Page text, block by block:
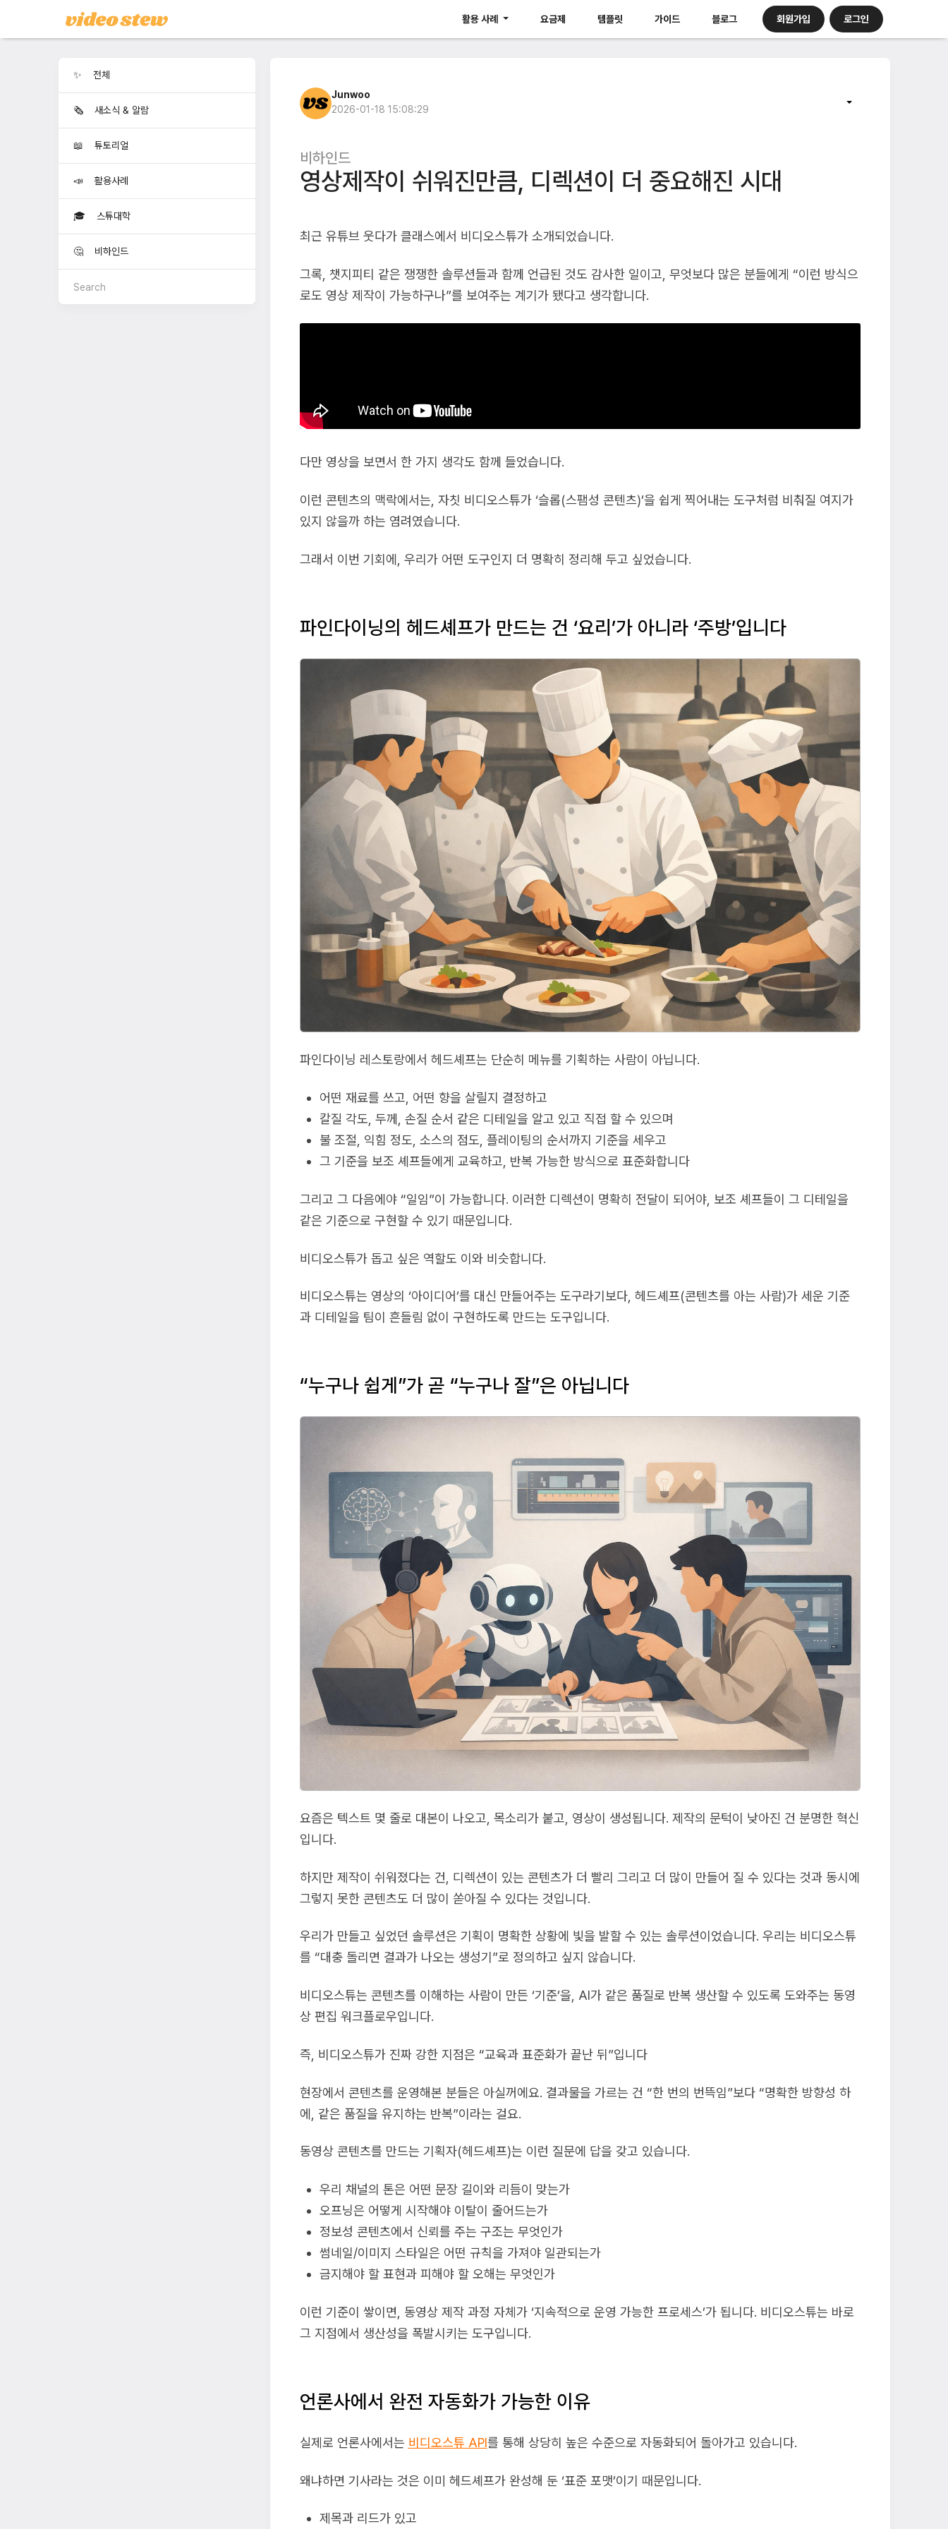
활용 사례 요금제 템플릿 가이드 블로그 회원가입 로그인
✨ 전체
🗞️ 새소식 & 알람
📖 튜토리얼
📣 활용사례
🎓 스튜대학
🤔 비하인드
Junwoo
2026-01-18 15:08:29
비하인드
영상제작이 쉬워진만큼, 디렉션이 더 중요해진 시대
최근 유튜브 웃다가 클래스에서 비디오스튜가 소개되었습니다.
그록, 챗지피티 같은 쟁쟁한 솔루션들과 함께 언급된 것도 감사한 일이고, 무엇보다 많은 분들에게 “이런 방식으
로도 영상 제작이 가능하구나”를 보여주는 계기가 됐다고 생각합니다.
다만 영상을 보면서 한 가지 생각도 함께 들었습니다.
이런 콘텐츠의 맥락에서는, 자칫 비디오스튜가 ‘슬롭(스팸성 콘텐츠)’을 쉽게 찍어내는 도구처럼 비춰질 여지가
있지 않을까 하는 염려였습니다.
그래서 이번 기회에, 우리가 어떤 도구인지 더 명확히 정리해 두고 싶었습니다.
파인다이닝의 헤드셰프가 만드는 건 ‘요리’가 아니라 ‘주방’입니다
파인다이닝 레스토랑에서 헤드셰프는 단순히 메뉴를 기획하는 사람이 아닙니다.
어떤 재료를 쓰고, 어떤 향을 살릴지 결정하고
칼질 각도, 두께, 손질 순서 같은 디테일을 알고 있고 직접 할 수 있으며
불 조절, 익힘 정도, 소스의 점도, 플레이팅의 순서까지 기준을 세우고
그 기준을 보조 셰프들에게 교육하고, 반복 가능한 방식으로 표준화합니다
그리고 그 다음에야 “일임”이 가능합니다. 이러한 디렉션이 명확히 전달이 되어야, 보조 셰프들이 그 디테일을
같은 기준으로 구현할 수 있기 때문입니다.
비디오스튜가 돕고 싶은 역할도 이와 비슷합니다.
비디오스튜는 영상의 ‘아이디어’를 대신 만들어주는 도구라기보다, 헤드셰프(콘텐츠를 아는 사람)가 세운 기준
과 디테일을 팀이 흔들림 없이 구현하도록 만드는 도구입니다.
“누구나 쉽게”가 곧 “누구나 잘”은 아닙니다
요즘은 텍스트 몇 줄로 대본이 나오고, 목소리가 붙고, 영상이 생성됩니다. 제작의 문턱이 낮아진 건 분명한 혁신
입니다.
하지만 제작이 쉬워졌다는 건, 디렉션이 있는 콘텐츠가 더 빨리 그리고 더 많이 만들어 질 수 있다는 것과 동시에
그렇지 못한 콘텐츠도 더 많이 쏟아질 수 있다는 것입니다.
우리가 만들고 싶었던 솔루션은 기획이 명확한 상황에 빛을 발할 수 있는 솔루션이었습니다. 우리는 비디오스튜
를 “대충 돌리면 결과가 나오는 생성기”로 정의하고 싶지 않습니다.
비디오스튜는 콘텐츠를 이해하는 사람이 만든 ‘기준’을, AI가 같은 품질로 반복 생산할 수 있도록 도와주는 동영
상 편집 워크플로우입니다.
즉, 비디오스튜가 진짜 강한 지점은 “교육과 표준화가 끝난 뒤”입니다
현장에서 콘텐츠를 운영해본 분들은 아실꺼에요. 결과물을 가르는 건 “한 번의 번뜩임”보다 “명확한 방향성 하
에, 같은 품질을 유지하는 반복”이라는 걸요.
동영상 콘텐츠를 만드는 기획자(헤드셰프)는 이런 질문에 답을 갖고 있습니다.
우리 채널의 톤은 어떤 문장 길이와 리듬이 맞는가
오프닝은 어떻게 시작해야 이탈이 줄어드는가
정보성 콘텐츠에서 신뢰를 주는 구조는 무엇인가
썸네일/이미지 스타일은 어떤 규칙을 가져야 일관되는가
금지해야 할 표현과 피해야 할 오해는 무엇인가
이런 기준이 쌓이면, 동영상 제작 과정 자체가 ‘지속적으로 운영 가능한 프로세스’가 됩니다. 비디오스튜는 바로
그 지점에서 생산성을 폭발시키는 도구입니다.
언론사에서 완전 자동화가 가능한 이유
실제로 언론사에서는 비디오스튜 API를 통해 상당히 높은 수준으로 자동화되어 돌아가고 있습니다.
왜냐하면 기사라는 것은 이미 헤드셰프가 완성해 둔 ‘표준 포맷’이기 때문입니다.
제목과 리드가 있고